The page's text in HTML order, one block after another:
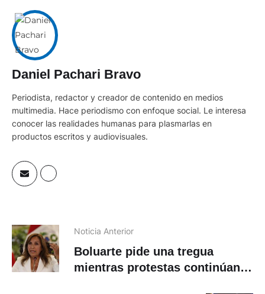
Daniel Pachari Bravo
Periodista, redactor y creador de contenido en medios
multimedia. Hace periodismo con enfoque social. Le interesa
conocer las realidades humanas para plasmarlas en
productos escritos y audiovisuales.
Noticia Anterior
Boluarte pide una tregua
mientras protestas continúan